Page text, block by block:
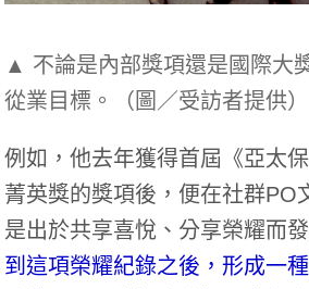
▲ 不論是內部獎項還是國際大
從業目標。（圖／受訪者提供）
例如，他去年獲得首屆《亞太
菁英獎的獎項後，便在社群PO
是出於共享喜悅、分享榮耀而
到這項榮耀紀錄之後，形成一